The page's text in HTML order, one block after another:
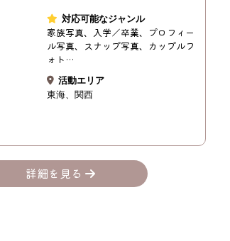
対応可能なジャンル
家族写真、入学／卒業、プロフィー
ル写真、スナップ写真、カップルフ
ォト…
活動エリア
東海
関西
詳細を見る